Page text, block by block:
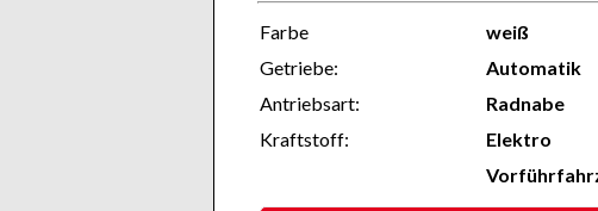
Farbe
weiß
Getriebe:
Automatik
Antriebsart:
Radnabe
Kraftstoff:
Elektro